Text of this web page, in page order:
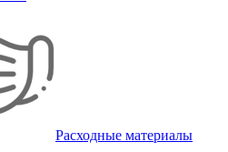
Расходные материалы